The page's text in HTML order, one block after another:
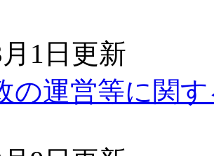
1日更新
の運営等に関